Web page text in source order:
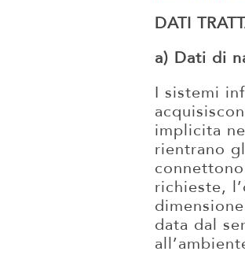
DATI
a) Dati di
I sistemi
implicita
rientrano
richieste,
data dal